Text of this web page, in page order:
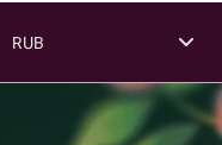
RUB